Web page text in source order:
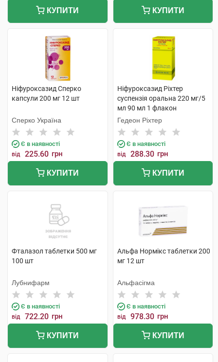
КУПИТИ КУПИТИ
Ніфуроксазид Сперко
капсули 200 мг 12 шт
Сперко Україна
Є в наявності
від 225.60 грн
КУПИТИ
Ніфуроксазид Ріхтер
суспензія оральна 220 мг/5
мл 90 мл 1 флакон
Гедеон Ріхтер
Є в наявності
від 288.30 грн
КУПИТИ
Фталазол таблетки 500 мг
100 шт
Лубнифарм
Є в наявності
від 722.20 грн
КУПИТИ
Альфа Нормікс таблетки 200
мг 12 шт
Альфасігма
Є в наявності
від 978.30 грн
КУПИТИ